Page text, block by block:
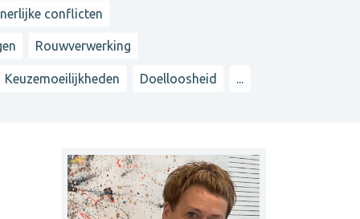
conflicten
Rouwverwerking
Keuzemoeilijkheden Doelloosheid